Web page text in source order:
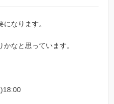
なります。
なと思っています。